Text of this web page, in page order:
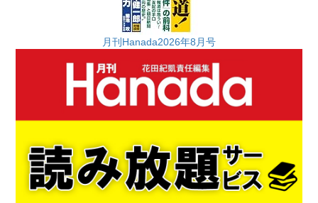
月刊Hanada2026年8月号